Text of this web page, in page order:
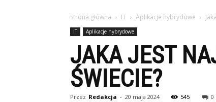
Strona główna IT Aplikacje hybrydowe
IT Aplikacje hybrydowe
JAKA JEST
ŚWIECIE?
Przez Redakcja - 20 maja 2024 545 0